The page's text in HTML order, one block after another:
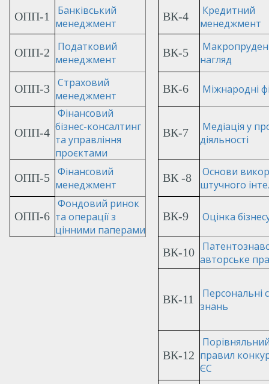
ОПП-1
Банківський
менеджмент
ВК-4
Кредитний
менеджмент
ОПП-2
Податковий
менеджмент
ВК-5
нагляд
ОПП-3 Страховий
менеджмент
ВК-6 Міжнародні
ОПП-4
Фінансовий
бізнес-консалтинг
та управління
проєктами
ВК-7
Медіація у
діяльності
ОПП-5 Фінансовий
менеджмент
ВК -8
Основи
штучного
ОПП-6
Фондовий ринок
та операції з
цінними паперами
ВК-9 Оцінка
ВК-10
авторське
ВК-11
Персональні
знань
ВК-12 правил
ЄС